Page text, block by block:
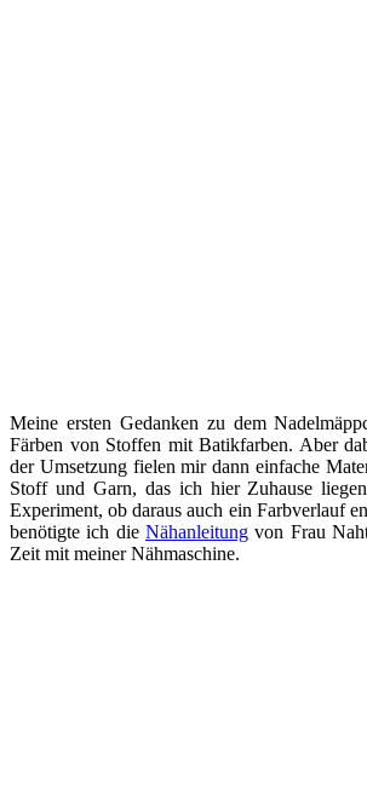
Meine ersten Gedanken zu dem
Färben von Stoffen mit Batikfarben. Aber
der Umsetzung fielen mir dann einfache
Stoff und Garn, das ich hier Zuhause
Experiment, ob daraus auch ein Farbverlauf
benötigte ich die Nähanleitung von Frau
Zeit mit meiner Nähmaschine.